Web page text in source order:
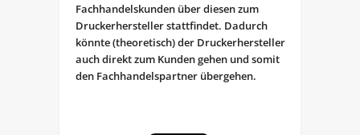
Fachhandelskunden über diesen zum
Druckerhersteller stattfindet. Dadurch
könnte (theoretisch) der Druckerhersteller
auch direkt zum Kunden gehen und somit
den Fachhandelspartner übergehen.